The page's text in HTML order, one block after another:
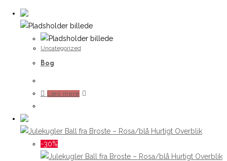
Uncategorized
Bog
Læs mere
Hurtigt Overblik
-30%
Hurtigt Overblik